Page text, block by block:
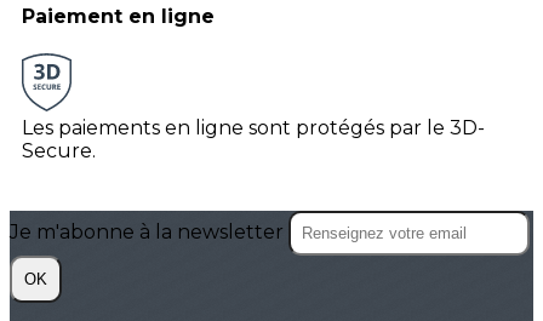
Paiement en ligne
Les paiements en ligne sont protégés par le 3D-
Secure.
Je m'abonne à la newsletter
OK